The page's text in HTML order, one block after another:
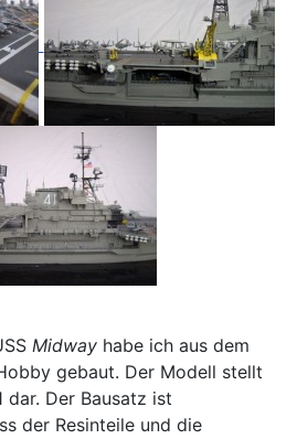
Midway habe ich aus dem
gebaut. Der Modell stellt
dar. Der Bausatz ist
der Resinteile und die